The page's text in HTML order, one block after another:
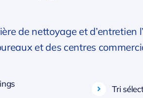
de nettoyage et d’entretien
et des centres
Tri